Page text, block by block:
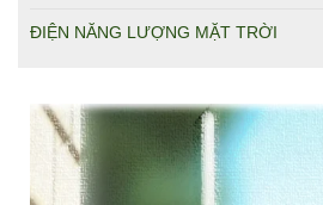
ĐIỆN NĂNG LƯỢNG MẶT TRỜI